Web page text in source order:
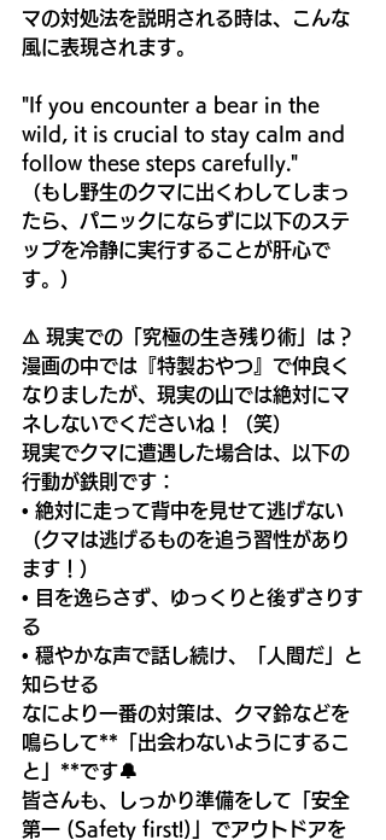
マの対処法を説明される時は、こんな
風に表現されます。
"If you encounter a bear in the
wild, it is crucial to stay calm and
follow these steps carefully."
（もし野生のクマに出くわしてしまっ
たら、パニックにならずに以下のステ
ップを冷静に実行することが肝心で
す。）
⚠️ 現実での「究極の生き残り術」は？
漫画の中では『特製おやつ』で仲良く
なりましたが、現実の山では絶対にマ
ネしないでくださいね！（笑）
現実でクマに遭遇した場合は、以下の
行動が鉄則です：
• 絶対に走って背中を見せて逃げない
（クマは逃げるものを追う習性があり
ます！）
• 目を逸らさず、ゆっくりと後ずさりす
る
• 穏やかな声で話し続け、「人間だ」と
知らせる
なにより一番の対策は、クマ鈴などを
鳴らして**「出会わないようにするこ
と」**です🔔
皆さんも、しっかり準備をして「安全
第一 (Safety first!)」でアウトドアを